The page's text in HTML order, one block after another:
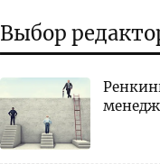
Выбор